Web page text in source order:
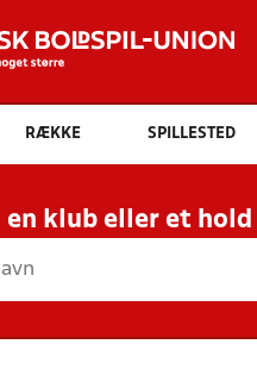
Hvad vil du
INDHOLD OG
RESULTATER,
HOLD
RÆKKE SPILLESTED
en klub eller et hold